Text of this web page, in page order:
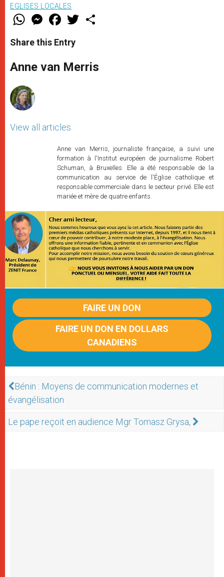
EGLISES LOCALES
W
t
s
p
p
M
e
s
e
g
e
F
a
e
b
o
k
w
r
Share this Entry
Anne van Merris
View all articles
Anne van Merris, journaliste française, a suivi une
formation à l'Institut européen de journalisme Robert
Schuman, à Bruxelles. Elle a été responsable de la
communication au service de l'Église catholique et
responsable commerciale dans le secteur privé. Elle est
mariée et mère de quatre enfants.
FAIRE UN DON
FAIRE UN DON EN DOLLARS
CANADIENS
Bénin : Moyens de communication modernes et
évangélisation
Le pape reçoit en audience Mgr Tomasz Grysa,